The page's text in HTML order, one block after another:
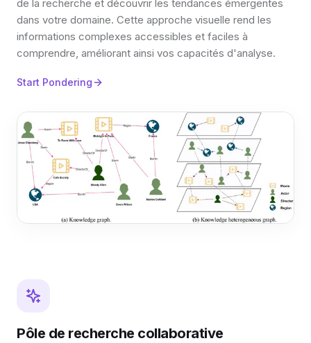
de la recherche et découvrir les tendances émergentes
dans votre domaine. Cette approche visuelle rend les
informations complexes accessibles et faciles à
comprendre, améliorant ainsi vos capacités d'analyse.
Start Pondering
Pôle de recherche collaborative